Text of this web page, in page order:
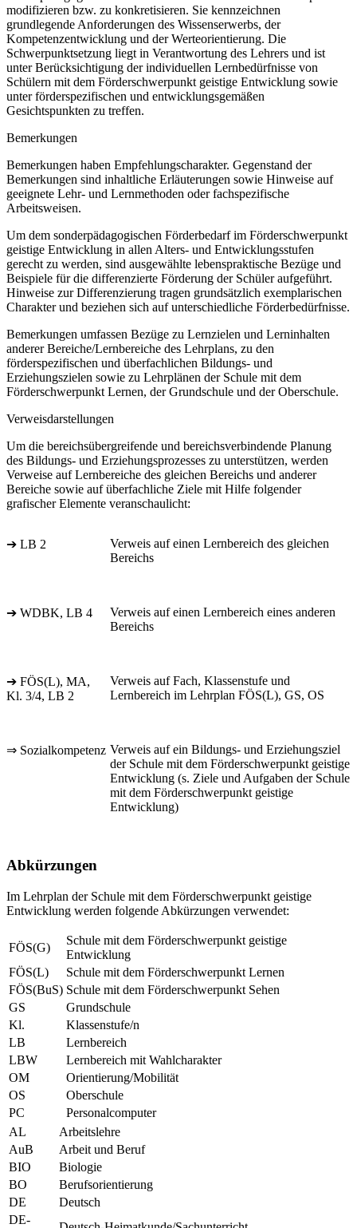
modifizieren bzw. zu konkretisieren. Sie kennzeichnen
grundlegende Anforderungen des Wissenserwerbs, der
Kompetenzentwicklung und der Werteorientierung. Die
Schwerpunktsetzung liegt in Verantwortung des Lehrers und ist
unter Berücksichtigung der individuellen Lernbedürfnisse von
Schülern mit dem Förderschwerpunkt geistige Entwicklung sowie
unter förderspezifischen und entwicklungsgemäßen
Gesichtspunkten zu treffen.
Bemerkungen
Bemerkungen haben Empfehlungscharakter. Gegenstand der
Bemerkungen sind inhaltliche Erläuterungen sowie Hinweise auf
geeignete Lehr- und Lernmethoden oder fachspezifische
Arbeitsweisen.
Um dem sonderpädagogischen Förderbedarf im Förderschwerpunkt
geistige Entwicklung in allen Alters- und Entwicklungsstufen
gerecht zu werden, sind ausgewählte lebenspraktische Bezüge und
Beispiele für die differenzierte Förderung der Schüler aufgeführt.
Hinweise zur Differenzierung tragen grundsätzlich exemplarischen
Charakter und beziehen sich auf unterschiedliche Förderbedürfnisse.
Bemerkungen umfassen Bezüge zu Lernzielen und Lerninhalten
anderer Bereiche/Lernbereiche des Lehrplans, zu den
förderspezifischen und überfachlichen Bildungs- und
Erziehungszielen sowie zu Lehrplänen der Schule mit dem
Förderschwerpunkt Lernen, der Grundschule und der Oberschule.
Verweisdarstellungen
Um die bereichsübergreifende und bereichsverbindende Planung
des Bildungs- und Erziehungsprozesses zu unterstützen, werden
Verweise auf Lernbereiche des gleichen Bereichs und anderer
Bereiche sowie auf überfachliche Ziele mit Hilfe folgender
grafischer Elemente veranschaulicht:
➔ LB 2
Verweis auf einen Lernbereich des gleichen
Bereichs
➔ WDBK, LB 4
Verweis auf einen Lernbereich eines anderen
Bereichs
➔ FÖS(L), MA,
Kl. 3/4, LB 2
Verweis auf Fach, Klassenstufe und
Lernbereich im Lehrplan FÖS(L), GS, OS
⇒ Sozialkompetenz Verweis auf ein Bildungs- und Erziehungsziel
der Schule mit dem Förderschwerpunkt geistige
Entwicklung (s. Ziele und Aufgaben der Schule
mit dem Förderschwerpunkt geistige
Entwicklung)
Abkürzungen
Im Lehrplan der Schule mit dem Förderschwerpunkt geistige
Entwicklung werden folgende Abkürzungen verwendet:
FÖS(G)
Schule mit dem Förderschwerpunkt geistige
Entwicklung
FÖS(L)
Schule mit dem Förderschwerpunkt Lernen
FÖS(BuS) Schule mit dem Förderschwerpunkt Sehen
GS
Grundschule
Kl.
Klassenstufe/n
LB
Lernbereich
LBW
Lernbereich mit Wahlcharakter
OM
Orientierung/Mobilität
OS
Oberschule
PC
Personalcomputer
AL
Arbeitslehre
AuB
Arbeit und Beruf
BIO
Biologie
BO
Berufsorientierung
DE
Deutsch
DE-